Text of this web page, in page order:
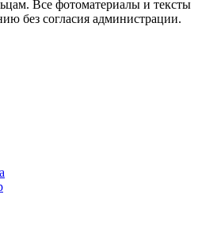
Все фотоматериалы и тексты
без согласия администрации.